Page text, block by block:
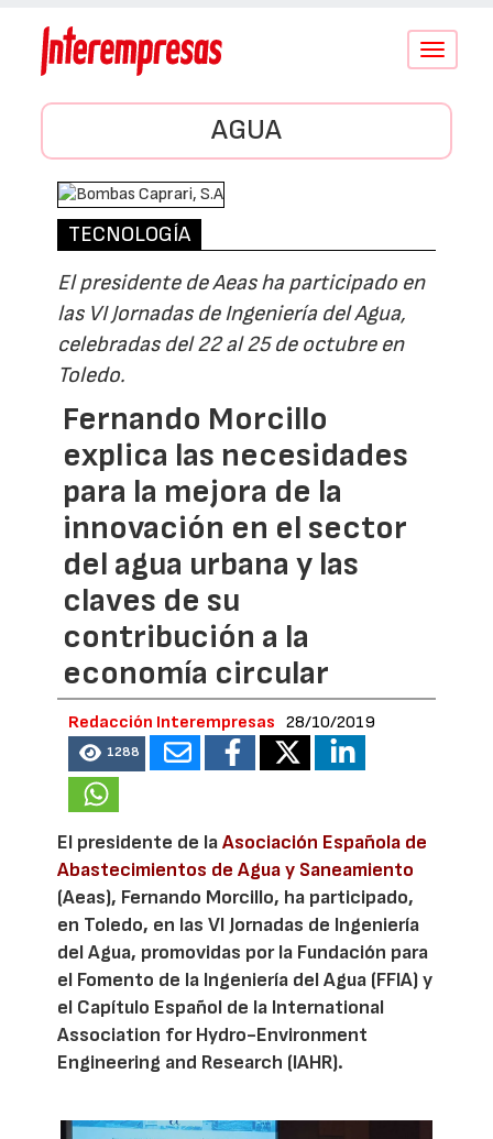
Conmutar
AGUA
TECNOLOGÍA
El presidente de Aeas ha participado en
las VI Jornadas de Ingeniería del Agua,
celebradas del 22 al 25 de octubre en
Toledo.
Fernando Morcillo
explica las necesidades
para la mejora de la
innovación en el sector
del agua urbana y las
claves de su
contribución a la
economía circular
Redacción Interempresas 28/10/2019
1288
El presidente de laAsociación Española de
Abastecimientos de Agua y Saneamiento
(Aeas), Fernando Morcillo, ha participado,
en Toledo, en las VI Jornadas de Ingeniería
del Agua, promovidas por la Fundación para
el Fomento de la Ingeniería del Agua (FFIA) y
el Capítulo Español de la International
Association for Hydro-Environment
Engineering and Research (IAHR).